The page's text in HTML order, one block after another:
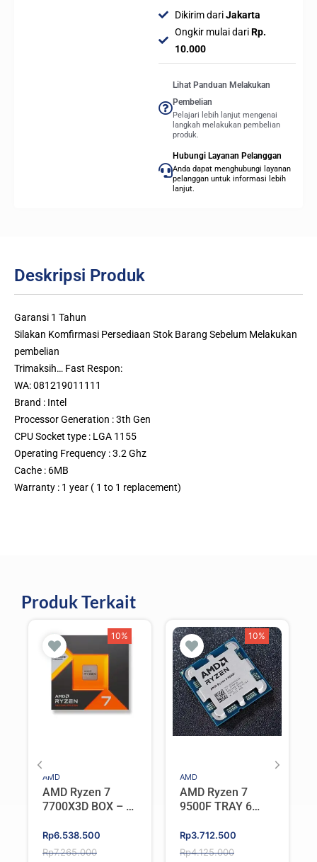
Dikirim dariJakarta
Ongkir mulai dariRp.
10.000
Lihat Panduan Melakukan
Pembelian
Pelajari lebih lanjut mengenai
langkah melakukan pembelian
produk.
Hubungi Layanan Pelanggan
Anda dapat menghubungi layanan
pelanggan untuk informasi lebih
lanjut.
Deskripsi Produk
Garansi 1 Tahun
Silakan Komfirmasi Persediaan Stok Barang Sebelum Melakukan
pembelian
Trimaksih… Fast Respon:
WA: 081219011111
Brand : Intel
Processor Generation : 3th Gen
CPU Socket type : LGA 1155
Operating Frequency : 3.2 Ghz
Cache : 6MB
Warranty : 1 year ( 1 to 1 replacement)
Produk Terkait
10%
AMD
AMD Ryzen 7
7700X3D BOX – 8
Up to 4.5 GHz
(Socket AM5)
Rp7.265.000
Original
price
Rp6.538.500
Current
price
10%
AMD
AMD Ryzen 7
9500F TRAY 6
(AMD AM5)
Rp4.125.000
Original
price
Rp3.712.500
Current
price